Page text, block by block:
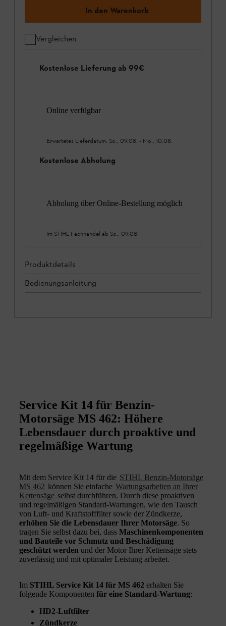
In den Warenkorb
Vergleichen
Kostenlose Lieferung ab 99€
Online verfügbar
Erwartetes Lieferdatum: So., 09.08. - Mo., 10.08.
Kostenlose Abholung
Abholung über Online-Bestellung möglich
Im STIHL Fachhandel ab So., 09.08.
Produktdetails
Bedienungsanleitung
Service Kit 14 für Benzin-
Motorsäge MS 462: Höhere
Lebensdauer durch proaktive und
regelmäßige Wartung
Mit dem Service Kit 14 für die STIHL Benzin‑Motorsäge
MS 462 können Sie einfache Wartungsarbeiten an Ihrer
Kettensäge selbst durchführen. Durch diese proaktiven
und regelmäßigen Standard-Wartungen, wie den Tausch
von Luft- und Kraftstofffilter sowie der Zündkerze,
erhöhen Sie die Lebensdauer Ihrer Motorsäge. So
tragen Sie selbst dazu bei, dass Maschinenkomponenten
und Bauteile vor Schmutz und Beschädigung
geschützt werden und der Motor Ihrer Kettensäge stets
zuverlässig und mit optimaler Leistung arbeitet.
Im STIHL Service Kit 14 für MS 462 erhalten Sie
folgende Komponenten für eine Standard-Wartung:
HD2‑Luftfilter
Zündkerze